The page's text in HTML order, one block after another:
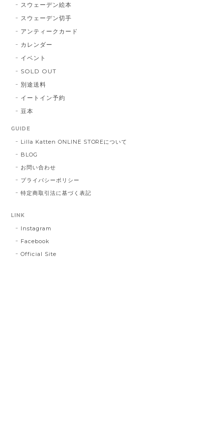
スウェーデン絵本
スウェーデン切手
アンティークカード
カレンダー
イベント
SOLD OUT
別途送料
イートイン予約
豆本
GUIDE
Lilla Katten ONLINE STOREについて
BLOG
お問い合わせ
プライバシーポリシー
特定商取引法に基づく表記
LINK
Instagram
Facebook
Official Site